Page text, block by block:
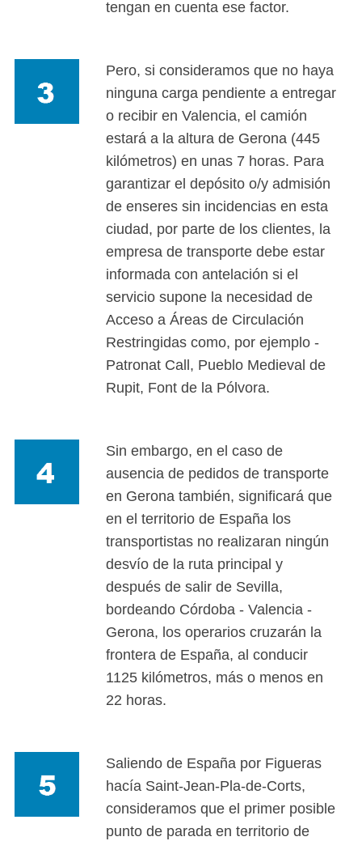
tengan en cuenta ese factor.
Pero, si consideramos que no haya
ninguna carga pendiente a entregar
o recibir en Valencia, el camión
estará a la altura de Gerona (445
kilómetros) en unas 7 horas. Para
garantizar el depósito o/y admisión
de enseres sin incidencias en esta
ciudad, por parte de los clientes, la
empresa de transporte debe estar
informada con antelación si el
servicio supone la necesidad de
Acceso a Áreas de Circulación
Restringidas como, por ejemplo -
Patronat Call, Pueblo Medieval de
Rupit, Font de la Pólvora.
Sin embargo, en el caso de
ausencia de pedidos de transporte
en Gerona también, significará que
en el territorio de España los
transportistas no realizaran ningún
desvío de la ruta principal y
después de salir de Sevilla,
bordeando Córdoba - Valencia -
Gerona, los operarios cruzarán la
frontera de España, al conducir
1125 kilómetros, más o menos en
22 horas.
Saliendo de España por Figueras
hacía Saint-Jean-Pla-de-Corts,
consideramos que el primer posible
punto de parada en territorio de